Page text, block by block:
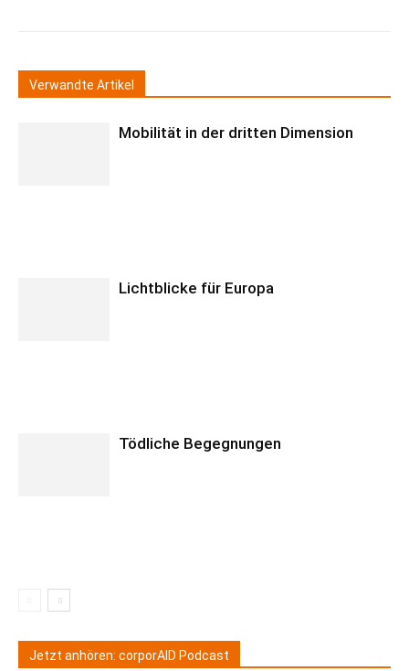
Verwandte Artikel
Mobilität in der dritten Dimension
Lichtblicke für Europa
Tödliche Begegnungen
Jetzt anhören: corporAID Podcast